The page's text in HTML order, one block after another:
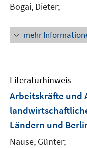
e
r
e
n
Bogai, Dieter;
mehr
Literaturhinweis
Arbeitskräfte und
Ländern und
Nause, Günter;